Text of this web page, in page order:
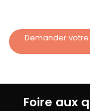
Demander votre
Foire aux